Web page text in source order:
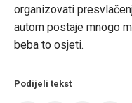
organizovati
autom postaje mnogo
beba to osjeti.
Podijeli tekst